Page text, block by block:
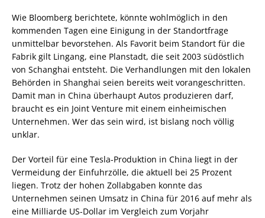
Wie Bloomberg berichtete, könnte wohlmöglich in den
kommenden Tagen eine Einigung in der Standortfrage
unmittelbar bevorstehen. Als Favorit beim Standort für die
Fabrik gilt Lingang, eine Planstadt, die seit 2003 südöstlich
von Schanghai entsteht. Die Verhandlungen mit den lokalen
Behörden in Shanghai seien bereits weit vorangeschritten.
Damit man in China überhaupt Autos produzieren darf,
braucht es ein Joint Venture mit einem einheimischen
Unternehmen. Wer das sein wird, ist bislang noch völlig
unklar.
Der Vorteil für eine Tesla-Produktion in China liegt in der
Vermeidung der Einfuhrzölle, die aktuell bei 25 Prozent
liegen. Trotz der hohen Zollabgaben konnte das
Unternehmen seinen Umsatz in China für 2016 auf mehr als
eine Milliarde US-Dollar im Vergleich zum Vorjahr